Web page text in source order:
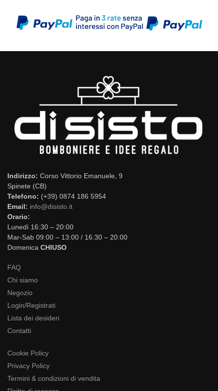
Indirizzo: Corso Vittorio Emanuele, 9
Spinete (CB)
Telefono: (+39) 0874 186 5954
Email: info@disisto.it
Orario:
Lunedì 16:30 – 20:00
Mar-Sab 09:00 – 13:00 / 16:30 – 20:00
Domenica CHIUSO
FAQ
Chi siamo
Negozio
Login/Registrati
Lista dei desideri
Contatti
Cookie Policy
Privacy Policy
Termini & condizioni di vendita